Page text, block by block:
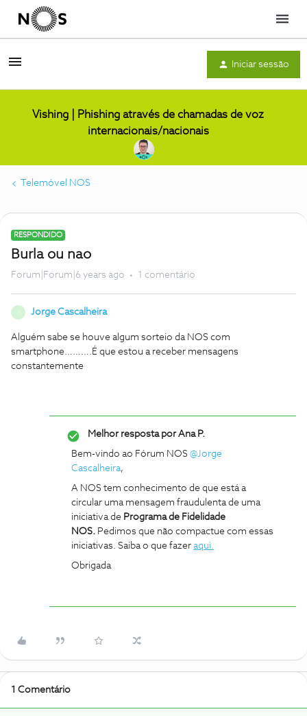
Menu
Iniciar sessão
Vishing | Phishing através de chamadas de voz
internacionais/nacionais
Telemóvel NOS
RESPONDIDO
Burla ou nao
Forum|Forum|6 years ago 1 comentário
Jorge Cascalheira
Alguém sabe se houve algum sorteio da NOS com
smartphone……….É que estou a receber mensagens
constantemente
Melhor resposta porAna P.
Bem-vindo ao Fórum NOS @Jorge
Cascalheira,
A NOS tem conhecimento de que está a
circular uma mensagem fraudulenta de uma
iniciativa de Programa de Fidelidade
NOS. Pedimos que não compactue com essas
iniciativas. Saiba o que fazer aqui.
Obrigada
1 Comentário